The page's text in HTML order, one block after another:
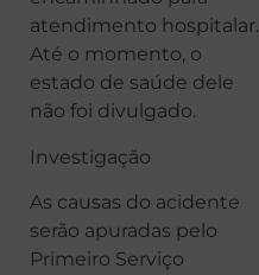
atendimento hospitalar.
Até o momento, o
estado de saúde dele
não foi divulgado.
Investigação
As causas do acidente
serão apuradas pelo
Primeiro Serviço